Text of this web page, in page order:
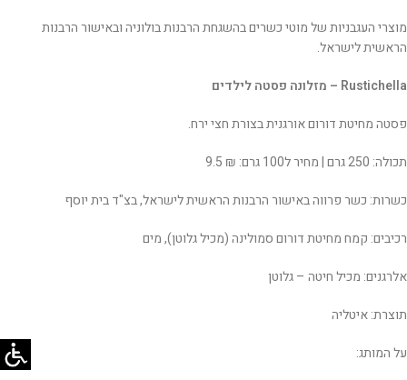
‬הראשית‭ ‬לישראל‭.‬
Rustichella – מזלונה פסטה לילדים
פסטה מחיטת דורום אורגנית בצורת חצי ירח.
תכולה: 250 גרם | מחיר ל100 גרם: ₪ 9.5
כשרות: כשר פרווה באישור הרבנות הראשית לישראל, בצ"ד בית יוסף
רכיבים: קמח מחיטת דורום סמולינה (מכיל גלוטן), מים
אלרגנים: מכיל חיטה – גלוטן
תוצרת: איטליה
על המותג: